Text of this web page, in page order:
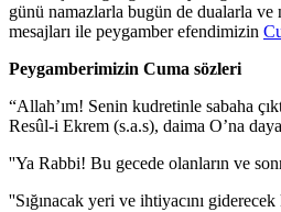
günü namazlarla bugün de dualarla ve
mesajları ile peygamber efendimizin
Peygamberimizin Cuma sözleri
“Allah’ım! Senin kudretinle sabaha
Resûl-i Ekrem (s.a.s), daima O’na
''Ya Rabbi! Bu gecede olanların ve
''Sığınacak yeri ve ihtiyacını